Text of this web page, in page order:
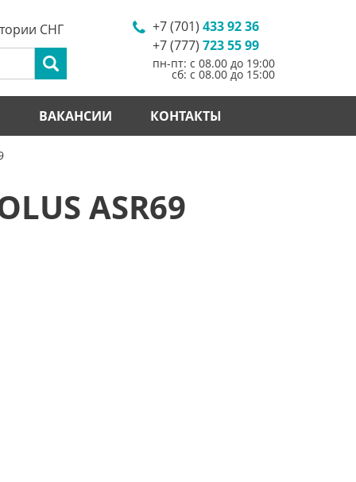
+7 (701) 433 92 36
+7 (777) 723 55 99
пн-пт: с 08.00 до 19:00
сб: с 08.00 до 15:00
СНГ
ВАКАНСИИ КОНТАКТЫ
ASR69